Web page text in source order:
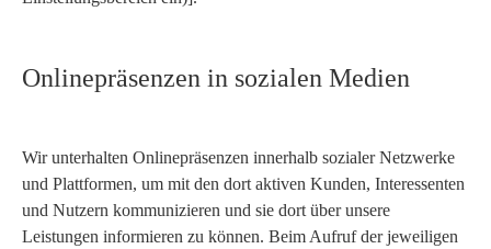
Onlinepräsenzen in sozialen Medien
Wir unterhalten Onlinepräsenzen innerhalb sozialer Netzwerke
und Plattformen, um mit den dort aktiven Kunden, Interessenten
und Nutzern kommunizieren und sie dort über unsere
Leistungen informieren zu können. Beim Aufruf der jeweiligen